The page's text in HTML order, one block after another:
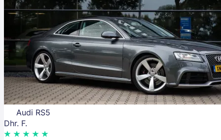
Audi RS5
Dhr. F.